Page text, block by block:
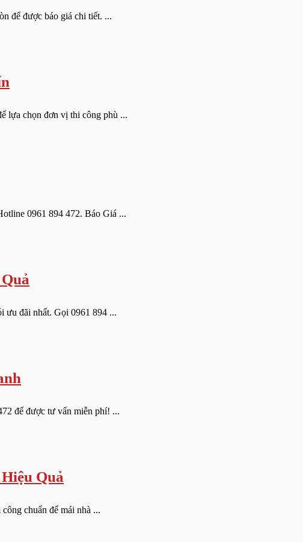
để được báo giá chi tiết. ...
lựa chọn đơn vị thi công phù ...
0961 894 472. Báo Giá ...
ưu đãi nhất. Gọi 0961 894 ...
để được tư vấn miễn phí! ...
Quả
chuẩn để mái nhà ...